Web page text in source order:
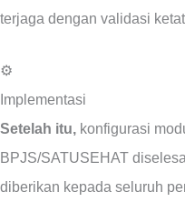
terjaga dengan validasi
⚙️
Implementasi
Setelah itu, konfigurasi
BPJS/SATUSEHAT
diberikan kepada seluruh